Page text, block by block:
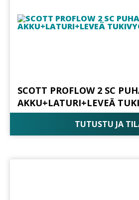
SCOTT PROFLOW 2 SC
AKKU+LATURI+LEVEÄ
TUTUSTU JA